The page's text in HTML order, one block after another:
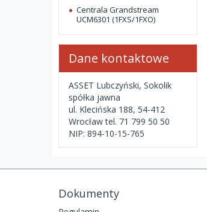
Centrala Grandstream
UCM6301 (1FXS/1FXO)
Dane kontaktowe
ASSET Lubczyński, Sokolik
spółka jawna
ul. Klecińska 188, 54-412
Wrocław tel. 71 799 50 50
NIP: 894-10-15-765
Dokumenty